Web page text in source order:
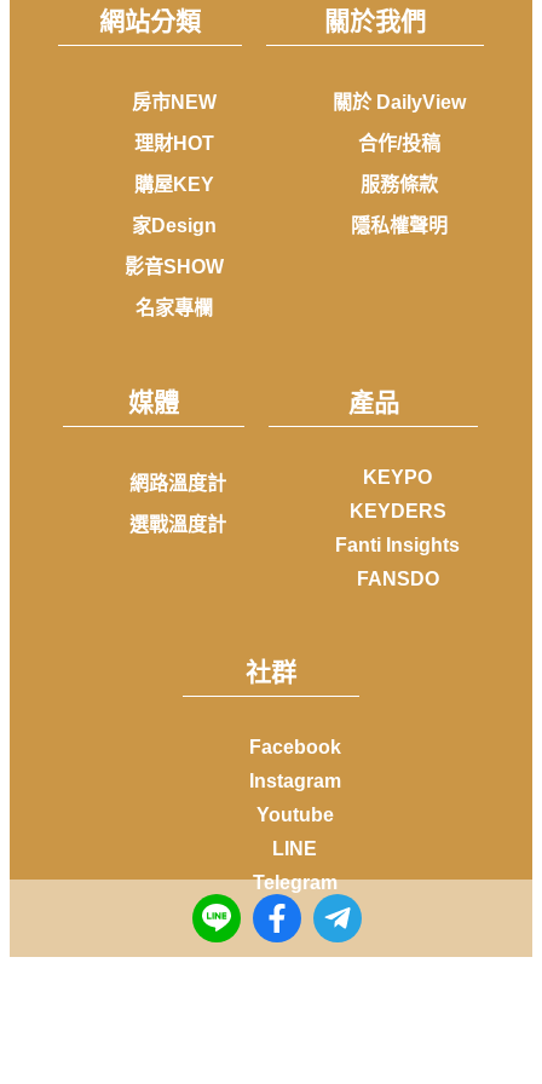
網站分類
房市NEW
理財HOT
購屋KEY
家Design
影音SHOW
名家專欄
關於我們
關於 DailyView
合作/投稿
服務條款
隱私權聲明
媒體
網路溫度計
選戰溫度計
產品
KEYPO
KEYDERS
Fanti Insights
FANSDO
社群
Facebook
Instagram
Youtube
LINE
Telegram